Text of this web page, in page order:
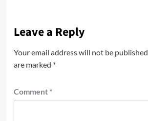
Leave a Reply
Your email address will not be published.
are marked *
Comment *